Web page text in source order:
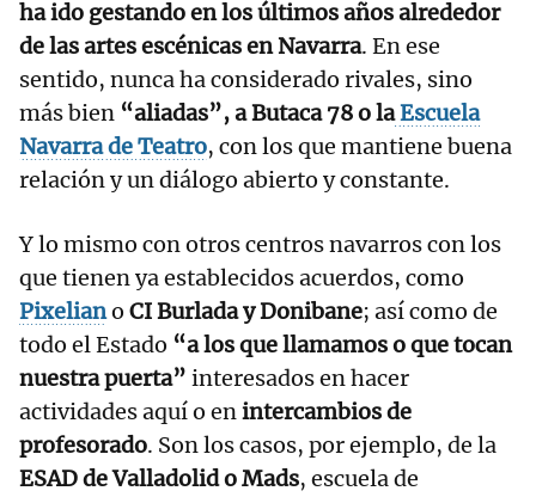
ha ido gestando en los últimos años alrededor
de las artes escénicas en Navarra. En ese
sentido, nunca ha considerado rivales, sino
más bien “aliadas”, a Butaca 78 o laEscuela
Navarra de Teatro, con los que mantiene buena
relación y un diálogo abierto y constante.
Y lo mismo con otros centros navarros con los
que tienen ya establecidos acuerdos, como
Pixeliano CI Burlada y Donibane; así como de
todo el Estado “a los que llamamos o que tocan
nuestra puerta” interesados en hacer
actividades aquí o enintercambios de
profesorado. Son los casos, por ejemplo, de la
ESAD de Valladolid o Mads, escuela de